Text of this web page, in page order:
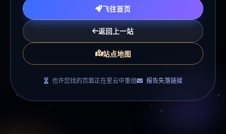
飞往首页
返回上一站
站点地图
也许您找的页面正在星云中重组 报告失落链接